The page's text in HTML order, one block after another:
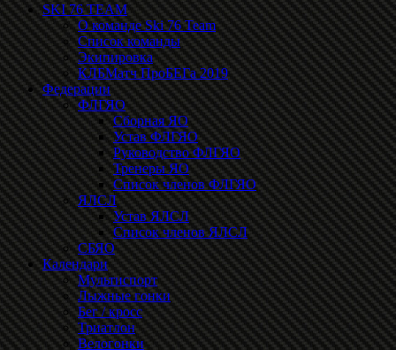
SKI 76 TEAM
О команде Ski 76 Team
Список команды
Экипировка
КЛБМатч ПроБЕГа 2019
Федерации
ФЛГЯО
Сборная ЯО
Устав ФЛГЯО
Руководство ФЛГЯО
Тренеры ЯО
Список членов ФЛГЯО
ЯЛСЛ
Устав ЯЛСЛ
Список членов ЯЛСЛ
СБЯО
Календари
Мультиспорт
Лыжные гонки
Бег / кросс
Триатлон
Велогонки